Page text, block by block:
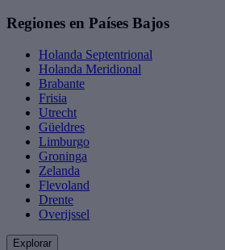
Regiones en Países Bajos
Holanda Septentrional
Holanda Meridional
Brabante
Frisia
Utrecht
Güeldres
Limburgo
Groninga
Zelanda
Flevoland
Drente
Overijssel
Explorar